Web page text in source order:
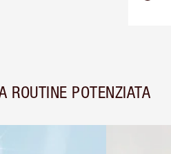
ROUTINE POTENZIATA